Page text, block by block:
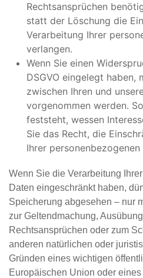
Rechtsansprüchen
statt der Löschung die
Verarbeitung Ihrer
verlangen.
Wenn Sie einen
DSGVO eingelegt haben,
zwischen Ihren und
vorgenommen werden.
feststeht, wessen
Sie das Recht, die
Ihrer
Wenn Sie die Verarbeitung
Daten eingeschränkt haben,
Speicherung abgesehen – nur
zur Geltendmachung,
Rechtsansprüchen oder zum
anderen natürlichen oder
Gründen eines wichtigen
Europäischen Union oder